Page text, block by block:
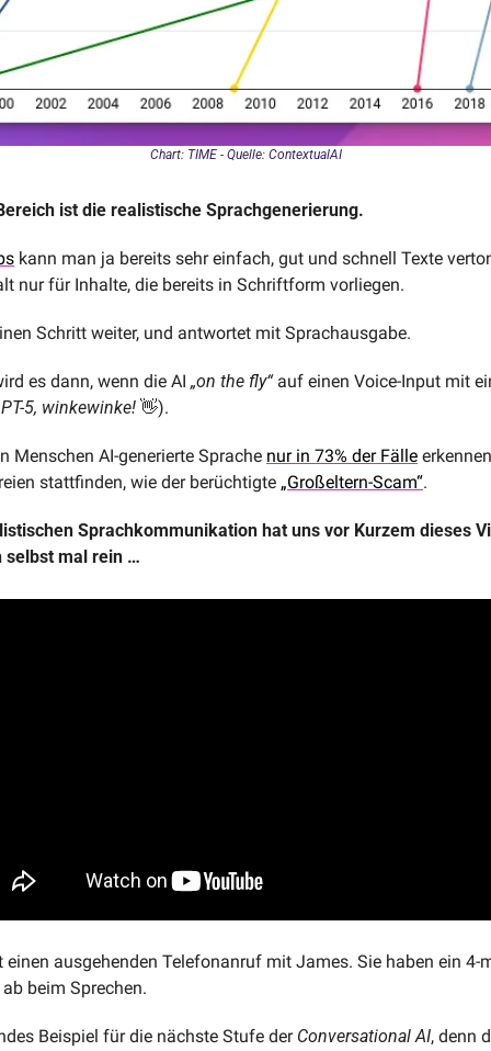
Chart: TIME - Quelle: ContextualAI
ist die realistische Sprachgenerierung.
kann man ja bereits sehr einfach, gut und schnell Texte
nur für Inhalte, die bereits in Schriftform vorliegen.
Schritt weiter, und antwortet mit Sprachausgabe.
es dann, wenn die AI „on the fly“ auf einen Voice-Input mit
5, winkewinke! 👋).
Menschen AI-generierte Sprache nur in 73% der Fälle
stattfinden, wie der berüchtigte „Großeltern-Scam“.
Sprachkommunikation hat uns vor Kurzem dieses
selbst mal rein …
einen ausgehenden Telefonanruf mit James. Sie haben ein 4-
beim Sprechen.
Beispiel für die nächste Stufe der Conversational AI, denn